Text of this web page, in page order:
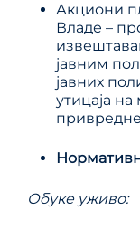
Акциони
Владе –
јавним
јавних
утицаја
Обуке уживо: